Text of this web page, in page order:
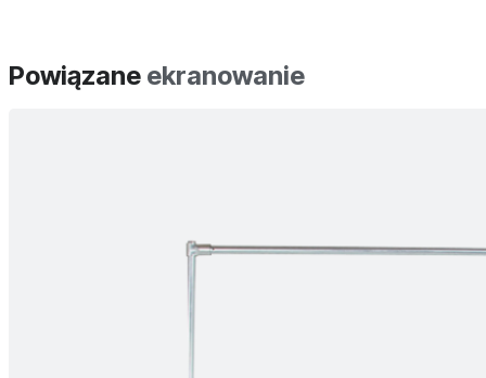
Powiązane ekranowanie